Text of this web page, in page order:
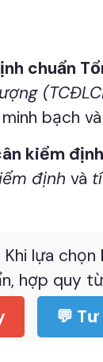
chuẩn
bạch
kiểm
định và
Khi lựa chọn
hợp quy
💬